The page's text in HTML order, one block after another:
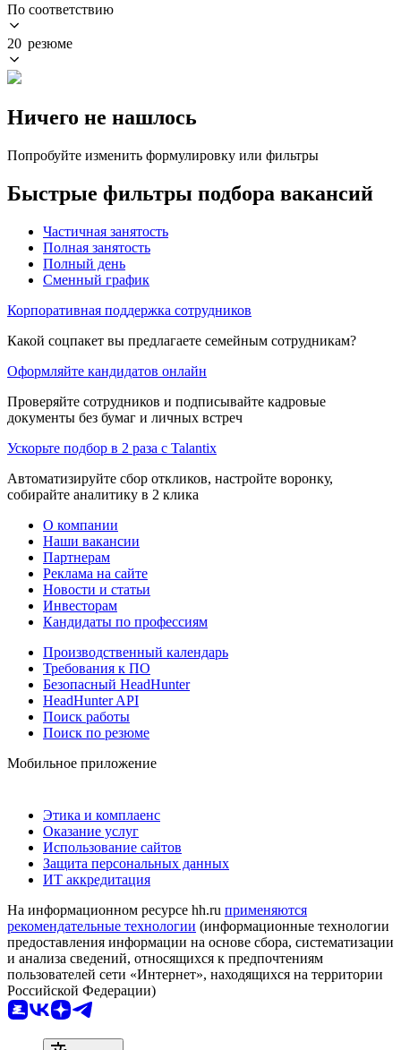
По соответствию
20 резюме
Ничего не нашлось
Попробуйте изменить формулировку или фильтры
Быстрые фильтры подбора вакансий
Частичная занятость
Полная занятость
Полный день
Сменный график
Корпоративная поддержка сотрудников
Какой соцпакет вы предлагаете семейным сотрудникам?
Оформляйте кандидатов онлайн
Проверяйте сотрудников и подписывайте кадровые
документы без бумаг и личных встреч
Ускорьте подбор в 2 раза с Talantix
Автоматизируйте сбор откликов, настройте воронку,
собирайте аналитику в 2 клика
О компании
Наши вакансии
Партнерам
Реклама на сайте
Новости и статьи
Инвесторам
Кандидаты по профессиям
Производственный календарь
Требования к ПО
Безопасный HeadHunter
HeadHunter API
Поиск работы
Поиск по резюме
Мобильное приложение
Этика и комплаенс
Оказание услуг
Использование сайтов
Защита персональных данных
ИТ аккредитация
На информационном ресурсе hh.ru применяются
рекомендательные технологии (информационные технологии
предоставления информации на основе сбора, систематизации
и анализа сведений, относящихся к предпочтениям
пользователей сети «Интернет», находящихся на территории
Российской Федерации)